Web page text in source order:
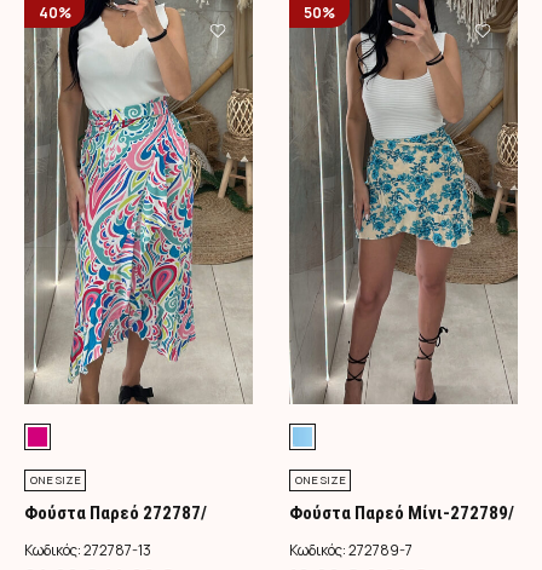
40%
ONE SIZE
Φούστα Παρεό 272787/
Φούξια
Κωδικός:272787-13
50%
ONE SIZE
Φούστα Παρεό Μίνι-272789/
Τιρκουάζ
Κωδικός:272789-7